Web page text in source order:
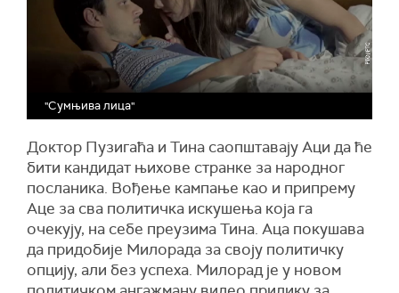
"Сумњива лица"
Доктор Пузигаћа и Тина саопштавају Аци да ће
бити кандидат њихове странке за народног
посланика. Вођење кампање као и припрему
Аце за сва политичка искушења која га
очекују, на себе преузима Тина. Аца покушава
да придобије Милорада за своју политичку
опцију, али без успеха. Милорад је у новом